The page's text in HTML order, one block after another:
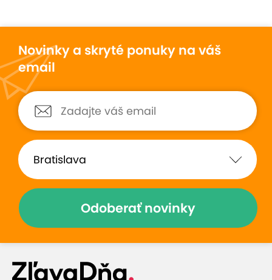
Novinky a skryté ponuky na váš
email
Odoberať novinky